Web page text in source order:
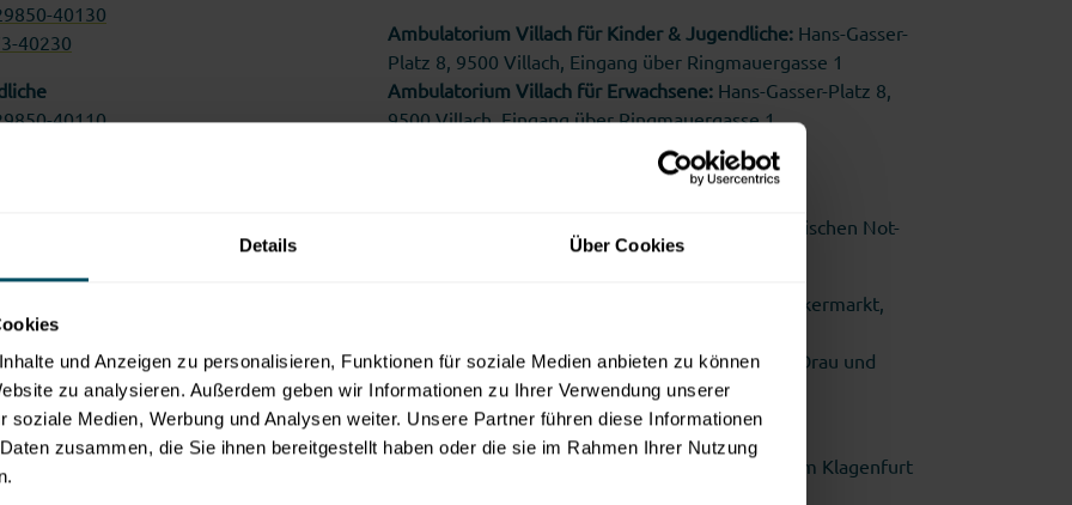
Details Über Cookies
und Anzeigen zu personalisieren, Funktionen für soziale Medien anbieten zu können
zu analysieren. Außerdem geben wir Informationen zu Ihrer Verwendung unserer
soziale Medien, Werbung und Analysen weiter. Unsere Partner führen diese Informationen
zusammen, die Sie ihnen bereitgestellt haben oder die sie im Rahmen Ihrer Nutzung
40130
40230
40110
Ambulatorium Villach für Kinder & Jugendliche: Hans-Gasser-
Platz 8, 9500 Villach, Eingang über Ringmauergasse 1
Ambulatorium Villach für Erwachsene: Hans-Gasser-Platz 8,
9500 Villach, Eingang über Ringmauergasse 1
Befunde zum
wenden Sie sich bitte an den Psychiatrischen Not-
für die Bezirke Klagenfurt, St. Veit/Glan, Völkermarkt,
für die Bezirke: Villach, Feldkirchen, Spittal/Drau und
Hermagor: 0664 3009003
oder die psychiatrischen Abteilungen des Klinikum Klagenfurt